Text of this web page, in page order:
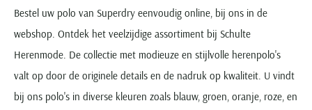
Bestel uw polo van Superdry eenvoudig online, bij ons in de
webshop. Ontdek het veelzijdige assortiment bij Schulte
Herenmode. De collectie met modieuze en stijlvolle herenpolo's
valt op door de originele details en de nadruk op kwaliteit. U vindt
bij ons polo's in diverse kleuren zoals blauw, groen, oranje, roze, en